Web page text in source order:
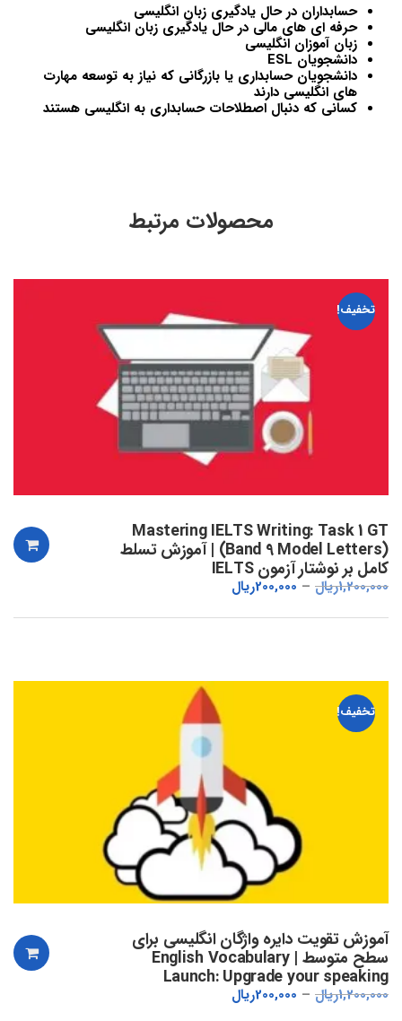
حسابداران در حال یادگیری زبان انگلیسی
حرفه ای های مالی در حال یادگیری زبان انگلیسی
زبان آموزان انگلیسی
دانشجویان ESL
دانشجویان حسابداری یا بازرگانی که نیاز به توسعه مهارت
های انگلیسی دارند
کسانی که دنبال اصطلاحات حسابداری به انگلیسی هستند
محصولات مرتبط
تخفیف!
Mastering IELTS Writing: Task 1 GT
(Band 9 Model Letters) | آموزش تسلط
کامل بر نوشتار آزمون IELTS
1,200,000ریال 200,000ریال
تخفیف!
آموزش تقویت دایره واژگان انگلیسی برای
سطح متوسط | English Vocabulary
Launch: Upgrade your speaking
1,200,000ریال 200,000ریال